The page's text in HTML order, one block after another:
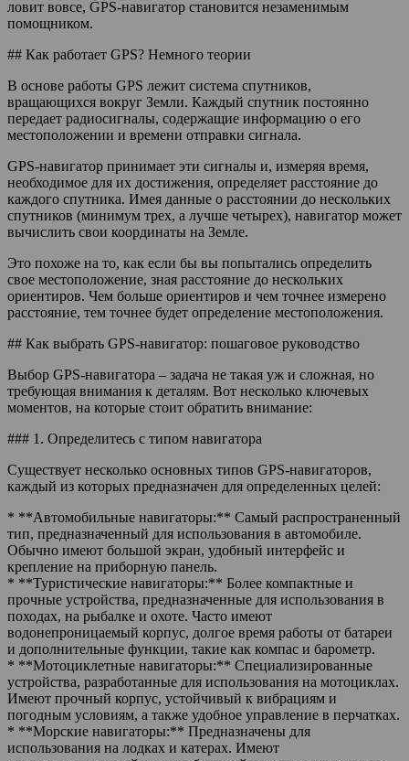
ловит вовсе, GPS-навигатор становится незаменимым
помощником.
## Как работает GPS? Немного теории
В основе работы GPS лежит система спутников,
вращающихся вокруг Земли. Каждый спутник постоянно
передает радиосигналы, содержащие информацию о его
местоположении и времени отправки сигнала.
GPS-навигатор принимает эти сигналы и, измеряя время,
необходимое для их достижения, определяет расстояние до
каждого спутника. Имея данные о расстоянии до нескольких
спутников (минимум трех, а лучше четырех), навигатор может
вычислить свои координаты на Земле.
Это похоже на то, как если бы вы попытались определить
свое местоположение, зная расстояние до нескольких
ориентиров. Чем больше ориентиров и чем точнее измерено
расстояние, тем точнее будет определение местоположения.
## Как выбрать GPS-навигатор: пошаговое руководство
Выбор GPS-навигатора – задача не такая уж и сложная, но
требующая внимания к деталям. Вот несколько ключевых
моментов, на которые стоит обратить внимание:
### 1. Определитесь с типом навигатора
Существует несколько основных типов GPS-навигаторов,
каждый из которых предназначен для определенных целей:
* **Автомобильные навигаторы:** Самый распространенный
тип, предназначенный для использования в автомобиле.
Обычно имеют большой экран, удобный интерфейс и
крепление на приборную панель.
* **Туристические навигаторы:** Более компактные и
прочные устройства, предназначенные для использования в
походах, на рыбалке и охоте. Часто имеют
водонепроницаемый корпус, долгое время работы от батареи
и дополнительные функции, такие как компас и барометр.
* **Мотоциклетные навигаторы:** Специализированные
устройства, разработанные для использования на мотоциклах.
Имеют прочный корпус, устойчивый к вибрациям и
погодным условиям, а также удобное управление в перчатках.
* **Морские навигаторы:** Предназначены для
использования на лодках и катерах. Имеют